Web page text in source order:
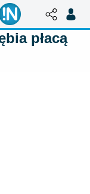
płacą